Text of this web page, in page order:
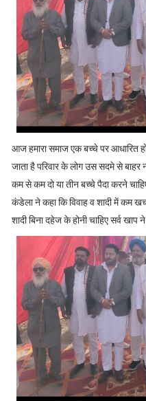
आज हमारा समाज एक बच्चे पर आधारित
जाता है परिवार के लोग उस सदमे से बाहर
कम से कम दो या तीन बच्चे पैदा करने चाहिए
कंडेला ने कहा कि विवाह व शादी में कम
शादी बिना दहेज के होनी चाहिए सर्व खाप